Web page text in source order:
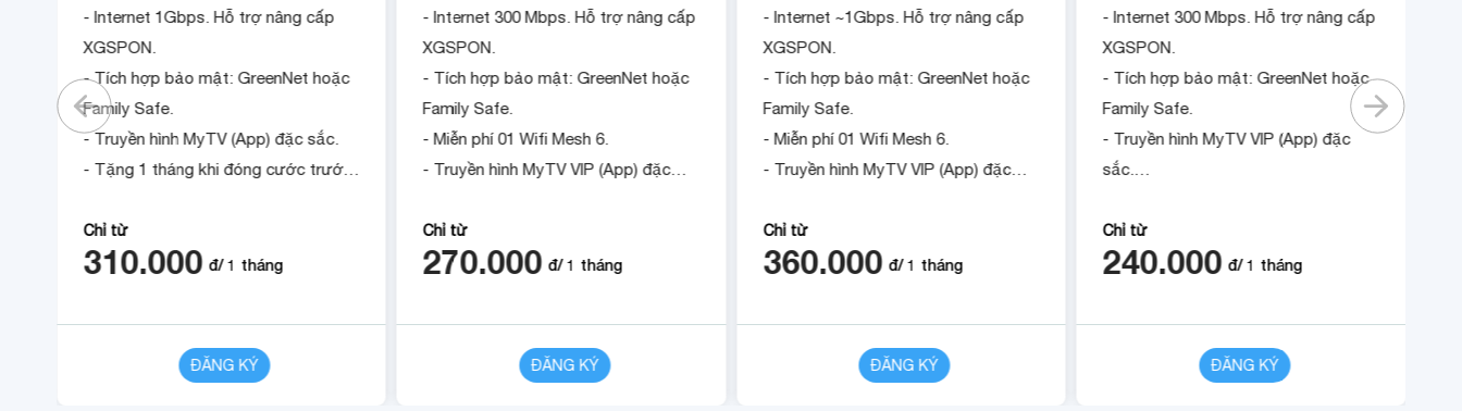
- Internet 1Gbps. Hỗ trợ nâng cấp
XGSPON.
- Tích hợp bảo mật: GreenNet hoặc
Family Safe.
- Truyền hình MyTV (App) đặc sắc.
- Tặng 1 tháng khi đóng cước trước
Chỉ từ
310.000 đ/1 tháng
ĐĂNG KÝ
- Internet 300 Mbps. Hỗ trợ nâng cấp
XGSPON.
- Tích hợp bảo mật: GreenNet hoặc
Family Safe.
- Miễn phí 01 Wifi Mesh 6.
- Truyền hình MyTV VIP (App) đặc
- Tặng 1 tháng khi đóng cước trước
12 tháng.
Chỉ từ
270.000 đ/1 tháng
ĐĂNG KÝ
- Internet ~1Gbps. Hỗ trợ nâng cấp
XGSPON.
- Tích hợp bảo mật: GreenNet hoặc
Family Safe.
- Miễn phí 01 Wifi Mesh 6.
- Truyền hình MyTV VIP (App) đặc
- Tặng 1 tháng khi đóng cước trước
12 tháng.
Chỉ từ
360.000 đ/1 tháng
ĐĂNG KÝ
- Internet 300 Mbps. Hỗ trợ nâng cấp
XGSPON.
- Tích hợp bảo mật: GreenNet hoặc
Family Safe.
- Truyền hình MyTV VIP (App) đặc
sắc.
12 tháng.
Chỉ từ
240.000 đ/1 tháng
ĐĂNG KÝ